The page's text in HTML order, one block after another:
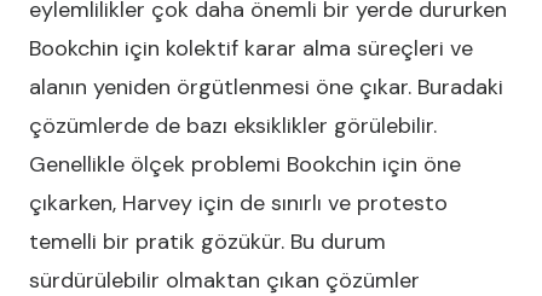
eylemlilikler çok daha önemli bir yerde dururken
Bookchin için kolektif karar alma süreçleri ve
alanın yeniden örgütlenmesi öne çıkar. Buradaki
çözümlerde de bazı eksiklikler görülebilir.
Genellikle ölçek problemi Bookchin için öne
çıkarken, Harvey için de sınırlı ve protesto
temelli bir pratik gözükür. Bu durum
sürdürülebilir olmaktan çıkan çözümler